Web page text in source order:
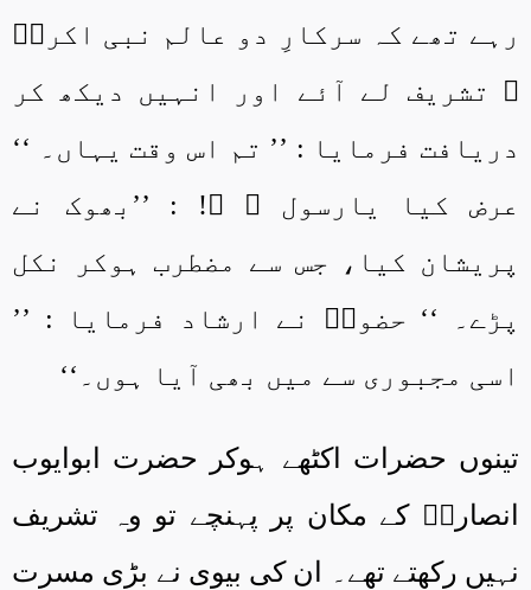
رہے تھے کہ سرکارِ دو عالم نبی اکرمؐ
ﷺ تشریف لے آئے اور انہیں دیکھ کر
دریافت فرمایا : ’’ تم اس وقت یہاں۔ ‘‘
عرض کیا یارسول ﷲ ﷺ! : ’’بھوک نے
پریشان کیا، جس سے مضطرب ہوکر نکل
پڑے۔ ‘‘ حضورؐ نے ارشاد فرمایا : ’’
اسی مجبوری سے میں بھی آیا ہوں۔‘‘
تینوں حضرات اکٹھے ہوکر حضرت ابوایوب
انصاریؓ کے مکان پر پہنچے تو وہ تشریف
نہیں رکھتے تھے۔ ان کی بیوی نے بڑی مسرت